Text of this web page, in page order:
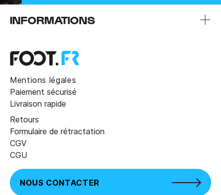
INFORMATIONS
Mentions légales
Paiement sécurisé
Livraison rapide
Retours
Formulaire de rétractation
CGV
CGU
NOUS CONTACTER